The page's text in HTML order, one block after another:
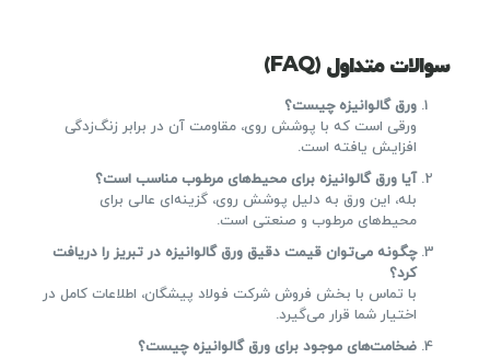
سوالات متداول (FAQ)
ورق گالوانیزه چیست؟
ورقی است که با پوشش روی، مقاومت آن در برابر زنگ‌زدگی
افزایش یافته است.
آیا ورق گالوانیزه برای محیط‌های مرطوب مناسب است؟
بله، این ورق به دلیل پوشش روی، گزینه‌ای عالی برای
محیط‌های مرطوب و صنعتی است.
چگونه می‌توان قیمت دقیق ورق گالوانیزه در تبریز را دریافت
کرد؟
با تماس با بخش فروش شرکت فولاد پیشگان، اطلاعات کامل در
اختیار شما قرار می‌گیرد.
ضخامت‌های موجود برای ورق گالوانیزه چیست؟